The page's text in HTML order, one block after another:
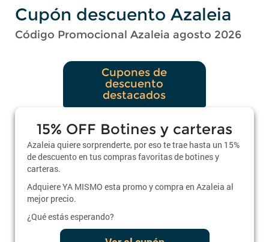
Cupón descuento Azaleia
Código Promocional Azaleia agosto 2026
Cupones de
descuento
destacados
15% OFF Botines y carteras
Azaleia quiere sorprenderte, por eso te trae hasta un 15%
de descuento en tus compras favoritas de botines y
carteras.
Adquiere YA MISMO esta promo y compra en Azaleia al
mejor precio.
¿Qué estás esperando?